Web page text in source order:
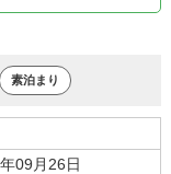
素泊まり
09月26日